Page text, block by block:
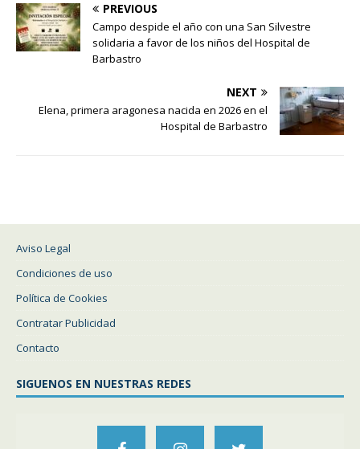
PREVIOUS
Campo despide el año con una San Silvestre
solidaria a favor de los niños del Hospital de
Barbastro
NEXT
Elena, primera aragonesa nacida en 2026 en el
Hospital de Barbastro
Aviso Legal
Condiciones de uso
Política de Cookies
Contratar Publicidad
Contacto
SIGUENOS EN NUESTRAS REDES